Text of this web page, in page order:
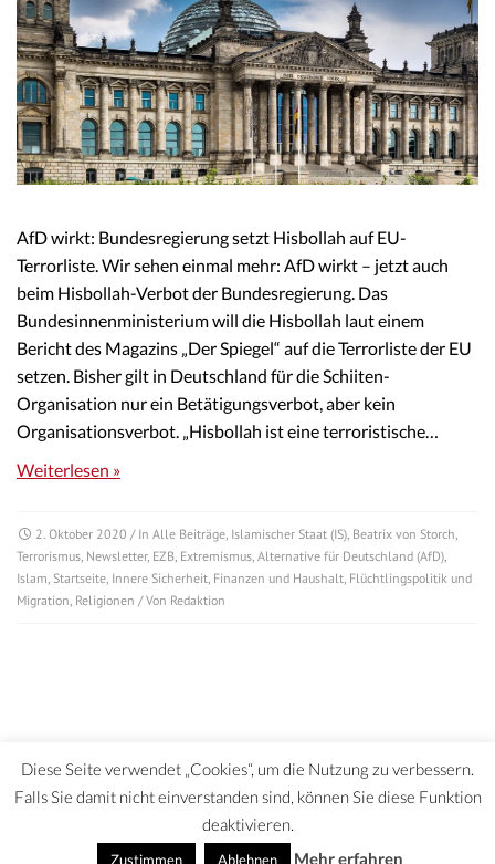
AfD wirkt: Bundesregierung setzt Hisbollah auf EU-
Terrorliste. Wir sehen einmal mehr: AfD wirkt – jetzt auch
beim Hisbollah-Verbot der Bundesregierung. Das
Bundesinnenministerium will die Hisbollah laut einem
Bericht des Magazins „Der Spiegel“ auf die Terrorliste der EU
setzen. Bisher gilt in Deutschland für die Schiiten-
Organisation nur ein Betätigungsverbot, aber kein
Organisationsverbot. „Hisbollah ist eine terroristische…
Weiterlesen »
2. Oktober 2020 / In Alle Beiträge, Islamischer Staat (IS), Beatrix von Storch,
Terrorismus, Newsletter, EZB, Extremismus, Alternative für Deutschland (AfD),
Islam, Startseite, Innere Sicherheit, Finanzen und Haushalt, Flüchtlingspolitik und
Migration, Religionen / Von Redaktion
Diese Seite verwendet „Cookies“, um die Nutzung zu verbessern.
Falls Sie damit nicht einverstanden sind, können Sie diese Funktion
deaktivieren.
Zustimmen Ablehnen Mehr erfahren